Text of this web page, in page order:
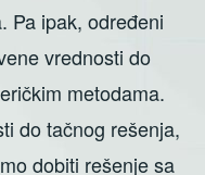
Pa ipak, određeni
vrednosti do
metodama.
do tačnog rešenja,
dobiti rešenje sa